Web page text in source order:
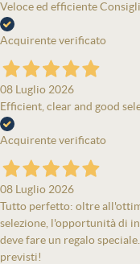
Veloce ed efficiente
Acquirente verificato
08 Luglio 2026
Efficient, clear and good
Acquirente verificato
08 Luglio 2026
Tutto perfetto: oltre
selezione, l'opportunità di
deve fare un regalo
previsti!